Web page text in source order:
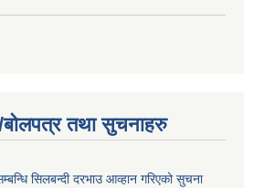
बोलपत्र तथा सुचनाहरु
सिलबन्दी दरभाउ आव्हान गरिएको सुचना